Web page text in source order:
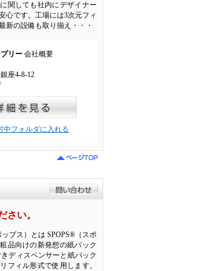
関しても社内にデザイナー
心です。工場には3次元フィ
新の設備も取り揃え・・・
リー 会社概要
座4-8-12
中フォルダに入れる
さい。
プス）とは SPOPS®（スポ
品向けの新発想の紙パック
ディスペンサーと紙パック
フィル形式で使用します。